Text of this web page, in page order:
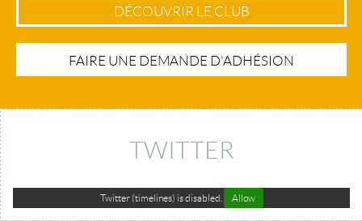
DÉCOUVRIR LE CLUB
FAIRE UNE DEMANDE D'ADHÉSION
TWITTER
Twitter (timelines) is disabled. Allow